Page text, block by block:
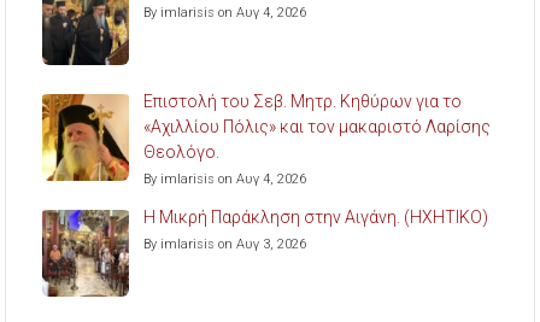
By imlarisis on Αυγ 4, 2026
Επιστολή του Σεβ. Μητρ. Κηθύρων για το
«Αχιλλίου Πόλις» και τον μακαριστό Λαρίσης
Θεολόγο.
By imlarisis on Αυγ 4, 2026
Η Μικρή Παράκληση στην Αιγάνη. (ΗΧΗΤΙΚΟ)
By imlarisis on Αυγ 3, 2026